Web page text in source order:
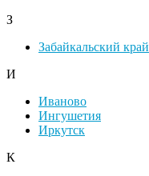
З
Забайкальский край
И
Иваново
Ингушетия
Иркутск
К